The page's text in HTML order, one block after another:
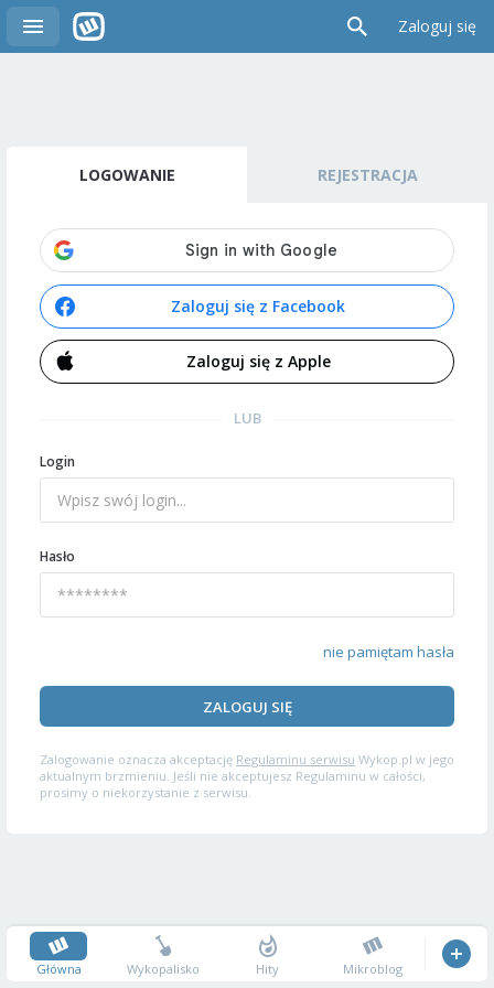
Zaloguj się
LOGOWANIE REJESTRACJA
Zaloguj się z Facebook
Zaloguj się z Apple
LUB
Login
Hasło
nie pamiętam hasła
ZALOGUJ SIĘ
Zalogowanie oznacza akceptację Regulaminu serwisu Wykop.pl w jego
aktualnym brzmieniu. Jeśli nie akceptujesz Regulaminu w całości,
prosimy o niekorzystanie z serwisu.
Główna Wykopalisko Hity Mikroblog